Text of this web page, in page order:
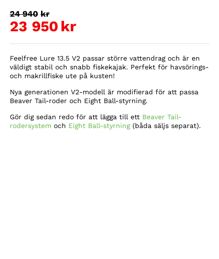
24 940 krDet
ursprungliga
priset
var:
24
940kr.
23 950 kr
Det
nuvarande
priset
är:
23
950kr.
Feelfree Lure 13.5 V2 passar större vattendrag och är en
väldigt stabil och snabb fiskekajak. Perfekt för havsörings-
och makrillfiske ute på kusten!
Nya generationen V2-modell är modifierad för att passa
Beaver Tail-roder och Eight Ball-styrning.
Gör dig sedan redo för att lägga till ett Beaver Tail-
rodersystem och Eight Ball-styrning(båda säljs separat).